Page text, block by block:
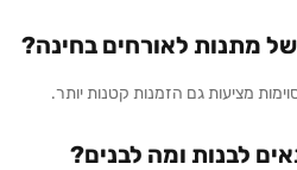
מתנות לאורחים בחינה?
לבנות ומה לבנים?